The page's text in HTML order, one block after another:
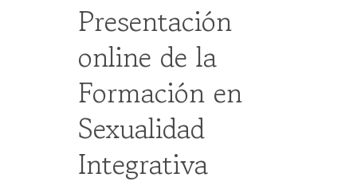
Presentación
online de la
Formación en
Sexualidad
Integrativa